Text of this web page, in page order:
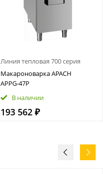
Линия тепловая 700 серия
Макароноварка APACH
APPG‑47P
В наличии
193 562 ₽